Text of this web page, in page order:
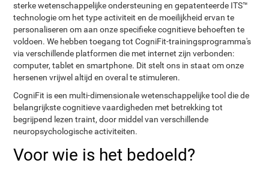
sterke wetenschappelijke ondersteuning en gepatenteerde ITS™
technologie om het type activiteit en de moeilijkheid ervan te
personaliseren om aan onze specifieke cognitieve behoeften te
voldoen. We hebben toegang tot CogniFit-trainingsprogramma's
via verschillende platformen die met internet zijn verbonden:
computer, tablet en smartphone. Dit stelt ons in staat om onze
hersenen vrijwel altijd en overal te stimuleren.
CogniFit is een multi-dimensionale wetenschappelijke tool die de
belangrijkste cognitieve vaardigheden met betrekking tot
begrijpend lezen traint, door middel van verschillende
neuropsychologische activiteiten.
Voor wie is het bedoeld?